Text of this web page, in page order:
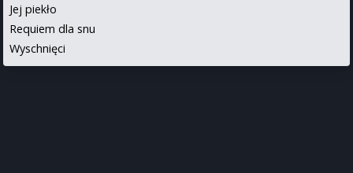
Jej piekło
Requiem dla snu
Wyschnięci